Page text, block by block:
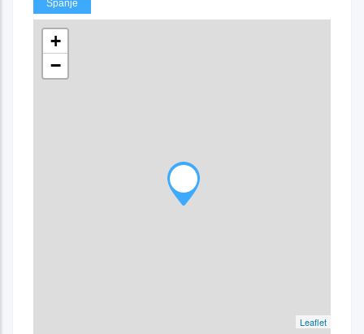
Spanje
+
−
Leaflet